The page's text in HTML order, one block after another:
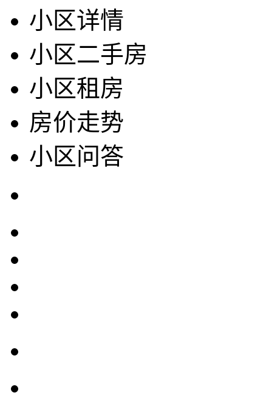
小区详情
小区二手房
小区租房
房价走势
小区问答